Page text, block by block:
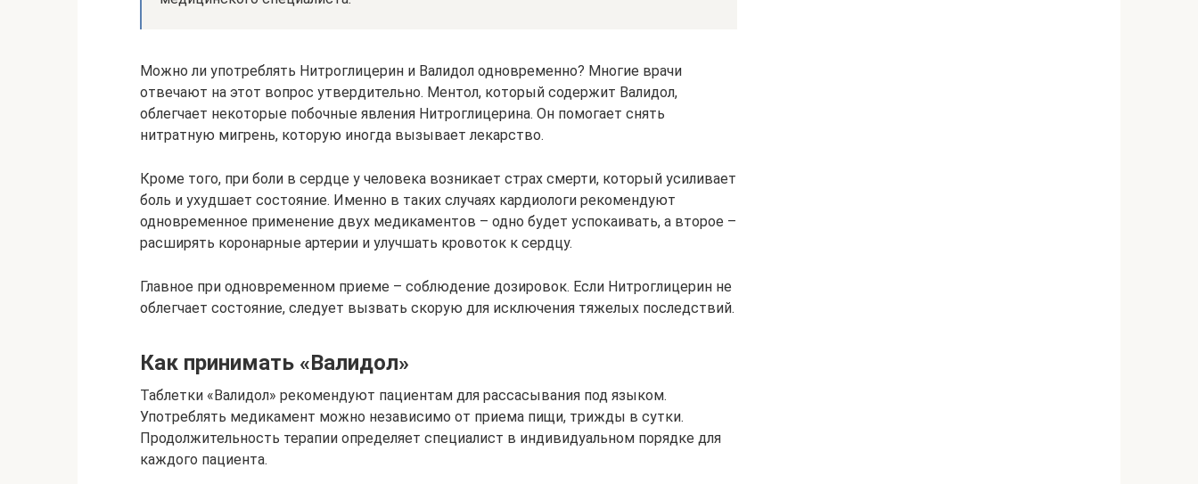
Можно ли употреблять Нитроглицерин и Валидол одновременно? Многие врачи
отвечают на этот вопрос утвердительно. Ментол, который содержит Валидол,
облегчает некоторые побочные явления Нитроглицерина. Он помогает снять
нитратную мигрень, которую иногда вызывает лекарство.
Кроме того, при боли в сердце у человека возникает страх смерти, который усиливает
боль и ухудшает состояние. Именно в таких случаях кардиологи рекомендуют
одновременное применение двух медикаментов – одно будет успокаивать, а второе –
расширять коронарные артерии и улучшать кровоток к сердцу.
Главное при одновременном приеме – соблюдение дозировок. Если Нитроглицерин не
облегчает состояние, следует вызвать скорую для исключения тяжелых последствий.
Как принимать «Валидол»
Таблетки «Валидол» рекомендуют пациентам для рассасывания под языком.
Употреблять медикамент можно независимо от приема пищи, трижды в сутки.
Продолжительность терапии определяет специалист в индивидуальном порядке для
каждого пациента.